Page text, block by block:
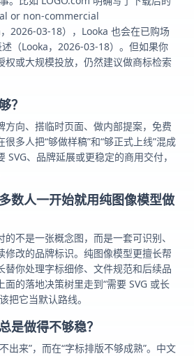
or non-commercial
2026-03-18），Looka 也会在已购场
（Looka，2026-03-18）。但如果你
权或大规模投放，仍然建议做商标检索
？
方向、搭临时页面、做内部提案，免费
多人把“够做样稿”和“够正式上线”混成
SVG、品牌延展或更稳定的商用交付，
数人一开始就用纯图像模型做
不是一张概念图，而是一套可识别、
修改的品牌标识。纯图像模型更擅长帮
替你处理字标细修、文件规范和后续品
的落地决策树里走到“需要 SVG 或长
把它当默认路线。
是做得不够稳？
出来”，而在“字标排版不够成熟”。中文